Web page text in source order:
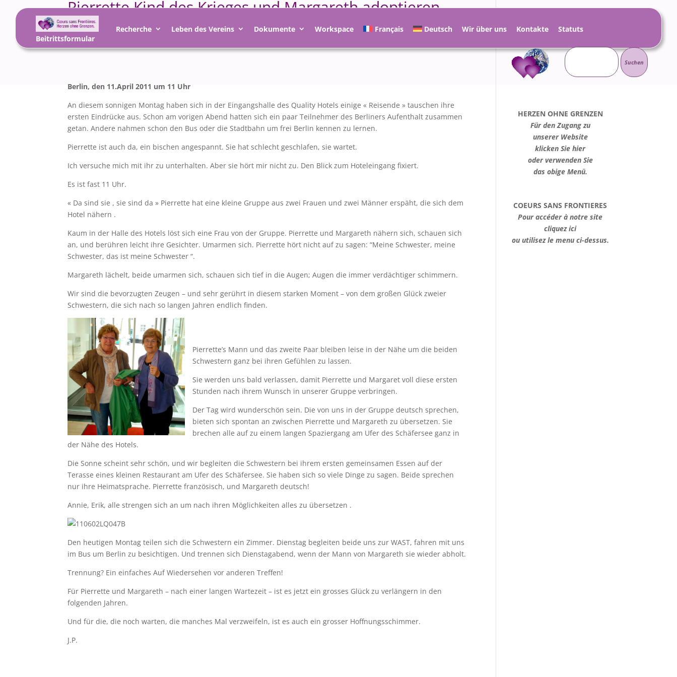
Recherche Leben des Vereins Dokumente Workspace Français Deutsch Wir über uns Kontakte
Statuts
Beitrittsformular
Suchen
nach:
Pierrette Kind des Krieges und Margareth adoptieren
sich
12 Juli 2011
Berlin, den 11.April 2011 um 11 Uhr
An diesem sonnigen Montag haben sich in der Eingangshalle des Quality Hotels einige « Reisende » tauschen ihre
ersten Eindrücke aus. Schon am vorigen Abend hatten sich ein paar Teilnehmer des Berliners Aufenthalt zusammen
getan. Andere nahmen schon den Bus oder die Stadtbahn um frei Berlin kennen zu lernen.
Pierrette ist auch da, ein bischen angespannt. Sie hat schlecht geschlafen, sie wartet.
Ich versuche mich mit ihr zu unterhalten. Aber sie hört mir nicht zu. Den Blick zum Hoteleingang fixiert.
Es ist fast 11 Uhr.
« Da sind sie , sie sind da » Pierrette hat eine kleine Gruppe aus zwei Frauen und zwei Männer erspäht, die sich dem
Hotel nähern .
Kaum in der Halle des Hotels löst sich eine Frau von der Gruppe. Pierrette und Margareth nähern sich, schauen sich
an, und berühren leicht ihre Gesichter. Umarmen sich. Pierrette hört nicht auf zu sagen: “Meine Schwester, meine
Schwester, das ist meine Schwester “.
Margareth lächelt, beide umarmen sich, schauen sich tief in die Augen; Augen die immer verdächtiger schimmern.
Wir sind die bevorzugten Zeugen – und sehr gerührt in diesem starken Moment – von dem großen Glück zweier
Schwestern, die sich nach so langen Jahren endlich finden.
Pierrette’s Mann und das zweite Paar bleiben leise in der Nähe um die beiden
Schwestern ganz bei ihren Gefühlen zu lassen.
Sie werden uns bald verlassen, damit Pierrette und Margaret voll diese ersten
Stunden nach ihrem Wunsch in unserer Gruppe verbringen.
Der Tag wird wunderschön sein. Die von uns in der Gruppe deutsch sprechen,
bieten sich spontan an zwischen Pierrette und Margareth zu übersetzen. Sie
brechen alle auf zu einem langen Spaziergang am Ufer des Schäfersee ganz in
der Nähe des Hotels.
Die Sonne scheint sehr schön, und wir begleiten die Schwestern bei ihrem ersten gemeinsamen Essen auf der
Terasse eines kleinen Restaurant am Ufer des Schäfersee. Sie haben sich so viele Dinge zu sagen. Beide sprechen
nur ihre Heimatsprache. Pierrette französisch, und Margareth deutsch!
Annie, Erik, alle strengen sich an um nach ihren Möglichkeiten alles zu übersetzen .
Den heutigen Montag teilen sich die Schwestern ein Zimmer. Dienstag begleiten beide uns zur WAST, fahren mit uns
im Bus um Berlin zu besichtigen. Und trennen sich Dienstagabend, wenn der Mann von Margareth sie wieder abholt.
Trennung? Ein einfaches Auf Wiedersehen vor anderen Treffen!
Für Pierrette und Margareth – nach einer langen Wartezeit – ist es jetzt ein grosses Glück zu verlängern in den
folgenden Jahren.
Und für die, die noch warten, die manches Mal verzweifeln, ist es auch ein grosser Hoffnungsschimmer.
J.P.
HERZEN OHNE GRENZEN
Für den Zugang zu
unserer Website
klicken Sie hier
oder verwenden Sie
das obige Menü.
COEURS SANS FRONTIERES
Pour accéder à notre site
cliquez ici
ou utilisez le menu ci-dessus.